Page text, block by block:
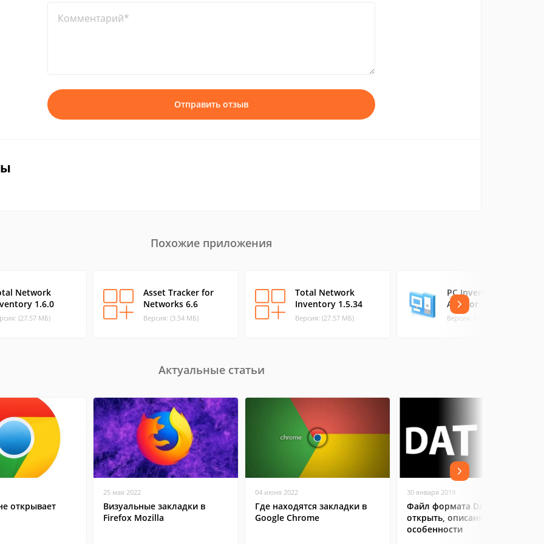
Комментарий*
Отправить отзыв
Похожие приложения
Network
1.6.0
(27.57 МБ)
Asset Tracker for
Networks 6.6
Версия: (3.54 МБ)
Total Network
Inventory 1.5.34
Версия: (27.57 МБ)
PC Inventory
Advisor
Версия: 5.0.167 (14.97 МБ)
Актуальные статьи
открывает
25 мая 2022
Визуальные закладки в
Firefox Mozilla
04 июня 2022
Где находятся закладки в
Google Chrome
30 января 2019
Файл формата DAT: чем
открыть, описание,
особенности